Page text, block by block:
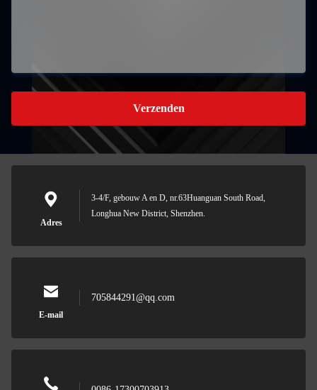
Verzenden
Adres
3-4/F, gebouw A en D, nr.63Huanguan South Road,
Longhua New District, Shenzhen.
E-mail
705844291@qq.com